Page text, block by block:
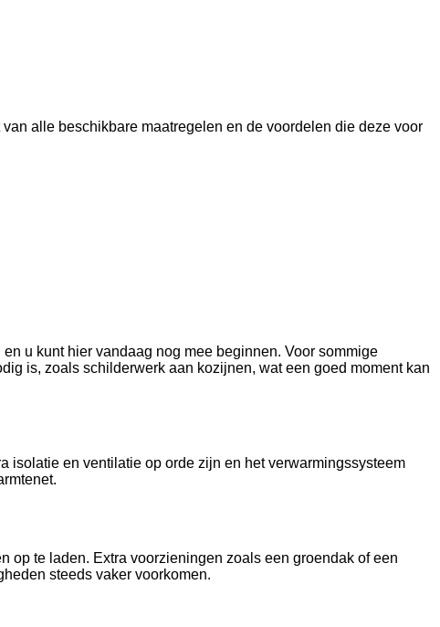
alle beschikbare maatregelen en de voordelen die deze voor
u kunt hier vandaag nog mee beginnen. Voor sommige
is, zoals schilderwerk aan kozijnen, wat een goed moment kan
isolatie en ventilatie op orde zijn en het verwarmingssysteem
op te laden. Extra voorzieningen zoals een groendak of een
steeds vaker voorkomen.